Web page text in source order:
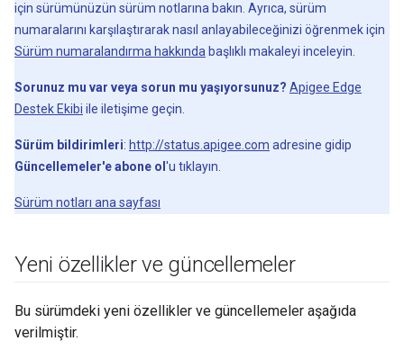
için sürümünüzün sürüm notlarına bakın. Ayrıca, sürüm
numaralarını karşılaştırarak nasıl anlayabileceğinizi öğrenmek için
Sürüm numaralandırma hakkında başlıklı makaleyi inceleyin.
Sorunuz mu var veya sorun mu yaşıyorsunuz? Apigee Edge
Destek Ekibi ile iletişime geçin.
Sürüm bildirimleri: http://status.apigee.com adresine gidip
Güncellemeler'e abone ol 'u tıklayın.
Sürüm notları ana sayfası
Yeni özellikler ve güncellemeler
Bu sürümdeki yeni özellikler ve güncellemeler aşağıda
verilmiştir.